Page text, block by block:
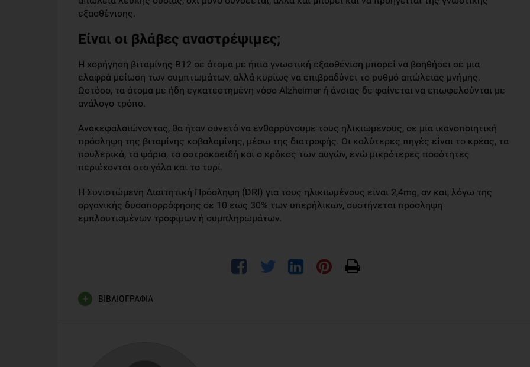
εξασθένισης.
Είναι οι βλάβες αναστρέψιμες;
Η χορήγηση βιταμίνης Β12 σε άτομα με ήπια γνωστική εξασθένιση μπορεί να βοηθήσει σε μια
ελαφρά μείωση των συμπτωμάτων, αλλά κυρίως να επιβραδύνει το ρυθμό απώλειας μνήμης.
Ωστόσο, τα άτομα με ήδη εγκατεστημένη νόσο Alzheimer ή άνοιας δε φαίνεται να επωφελούνται με
ανάλογο τρόπο.
Ανακεφαλαιώνοντας, θα ήταν συνετό να ενθαρρύνουμε τους ηλικιωμένους, σε μία ικανοποιητική
πρόσληψη της βιταμίνης κοβαλαμίνης, μέσω της διατροφής. Οι καλύτερες πηγές είναι το κρέας, τα
πουλερικά, τα ψάρια, τα οστρακοειδή και ο κρόκος των αυγών, ενώ μικρότερες ποσότητες
περιέχονται στο γάλα και το τυρί.
Η Συνιστώμενη Διαιτητική Πρόσληψη (DRI) για τους ηλικιωμένους είναι 2,4mg, αν και, λόγω της
οργανικής δυσαπορρόφησης σε 10 έως 30% των υπερήλικων, συστήνεται πρόσληψη
εμπλουτισμένων τροφίμων ή συμπληρωμάτων.
ΒΙΒΛΙΟΓΡΑΦΙΑ